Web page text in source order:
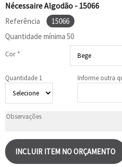
Nécessaire Algodão - 15066
Referência
15066
Quantidade mínima 50
Cor *
Quantidade 1
Informe outra
INCLUIR ITEM NO ORÇAMENTO